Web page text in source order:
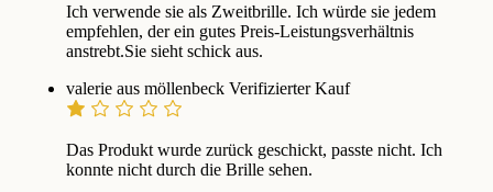
Ich verwende sie als Zweitbrille. Ich würde sie jedem
empfehlen, der ein gutes Preis-Leistungsverhältnis
anstrebt.Sie sieht schick aus.
valerie aus möllenbeck Verifizierter Kauf
Das Produkt wurde zurück geschickt, passte nicht. Ich
konnte nicht durch die Brille sehen.